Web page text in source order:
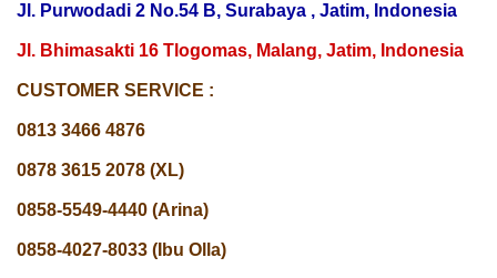
Jl. Purwodadi 2 No.54 B, Surabaya , Jatim, Indonesia
Jl. Bhimasakti 16 Tlogomas, Malang, Jatim, Indonesia
CUSTOMER SERVICE :
0813 3466 4876
0878 3615 2078 (XL)
0858-5549-4440 (Arina)
0858-4027-8033 (Ibu Olla)